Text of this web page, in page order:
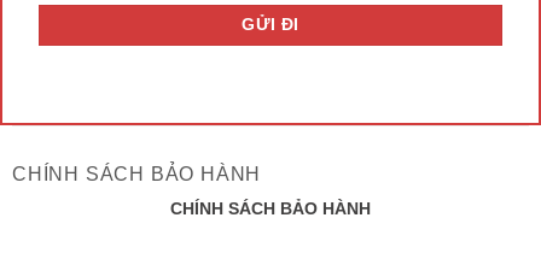
CHÍNH SÁCH BẢO HÀNH
CHÍNH SÁCH BẢO HÀNH